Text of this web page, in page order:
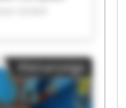
Formplast
Formplast
GmbH
Formplast
GmbH
Kleinanzeige